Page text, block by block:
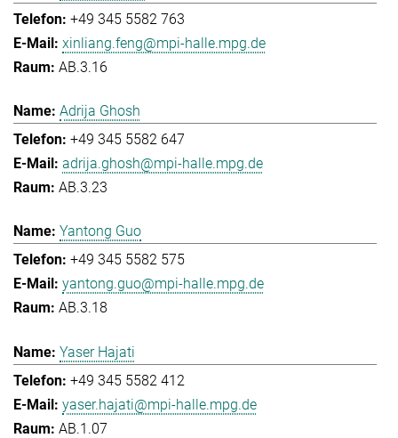
+49 345 5582 763
xinliang.feng@mpi-halle.mpg.de
AB.3.16
Adrija Ghosh
+49 345 5582 647
adrija.ghosh@mpi-halle.mpg.de
AB.3.23
Yantong Guo
+49 345 5582 575
yantong.guo@mpi-halle.mpg.de
AB.3.18
Yaser Hajati
+49 345 5582 412
yaser.hajati@mpi-halle.mpg.de
AB.1.07